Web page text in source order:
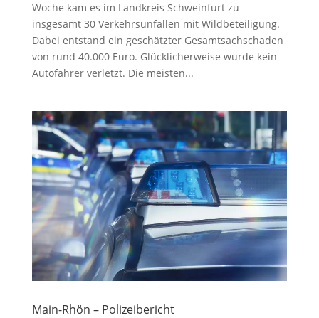
Woche kam es im Landkreis Schweinfurt zu
insgesamt 30 Verkehrsunfällen mit Wildbeteiligung.
Dabei entstand ein geschätzter Gesamtsachschaden
von rund 40.000 Euro. Glücklicherweise wurde kein
Autofahrer verletzt. Die meisten...
Main-Rhön – Polizeibericht